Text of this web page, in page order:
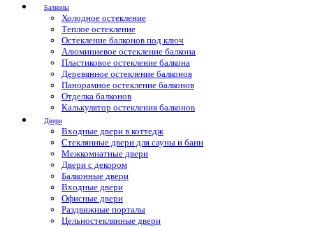
Балконы
Холодное остекление
Теплое остекление
Остекление балконов под ключ
Алюминиевое остекление балкона
Пластиковое остекление балкона
Деревянное остекление балконов
Панорамное остекление балконов
Отделка балконов
Калькулятор остекления балконов
Двери
Входные двери в коттедж
Стеклянные двери для сауны и бани
Межкомнатные двери
Двери с декором
Балконные двери
Входные двери
Офисные двери
Раздвижные порталы
Цельностеклянные двери